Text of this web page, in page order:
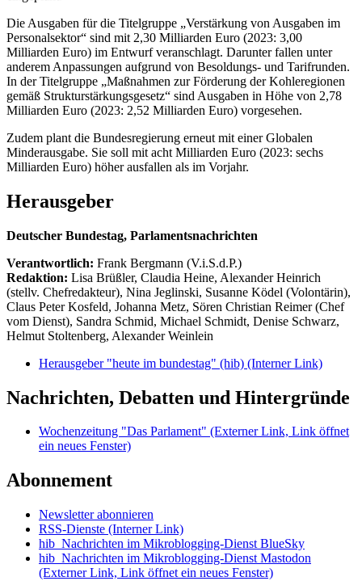
Die Ausgaben für die Titelgruppe „Verstärkung von Ausgaben im
Personalsektor“ sind mit 2,30 Milliarden Euro (2023: 3,00
Milliarden Euro) im Entwurf veranschlagt. Darunter fallen unter
anderem Anpassungen aufgrund von Besoldungs- und Tarifrunden.
In der Titelgruppe „Maßnahmen zur Förderung der Kohleregionen
gemäß Strukturstärkungsgesetz“ sind Ausgaben in Höhe von 2,78
Milliarden Euro (2023: 2,52 Milliarden Euro) vorgesehen.
Zudem plant die Bundesregierung erneut mit einer Globalen
Minderausgabe. Sie soll mit acht Milliarden Euro (2023: sechs
Milliarden Euro) höher ausfallen als im Vorjahr.
Herausgeber
Deutscher Bundestag, Parlamentsnachrichten
Verantwortlich: Frank Bergmann (V.i.S.d.P.)
Redaktion: Lisa Brüßler, Claudia Heine, Alexander Heinrich
(stellv. Chefredakteur), Nina Jeglinski, Susanne Ködel (Volontärin),
Claus Peter Kosfeld, Johanna Metz, Sören Christian Reimer (Chef
vom Dienst), Sandra Schmid, Michael Schmidt, Denise Schwarz,
Helmut Stoltenberg, Alexander Weinlein
Herausgeber "heute im bundestag" (hib) (Interner Link)
Nachrichten, Debatten und Hintergründe
Wochenzeitung "Das Parlament" (Externer Link, Link öffnet
ein neues Fenster)
Abonnement
Newsletter abonnieren
RSS-Dienste (Interner Link)
hib_Nachrichten im Mikroblogging-Dienst BlueSky
hib_Nachrichten im Mikroblogging-Dienst Mastodon
(Externer Link, Link öffnet ein neues Fenster)